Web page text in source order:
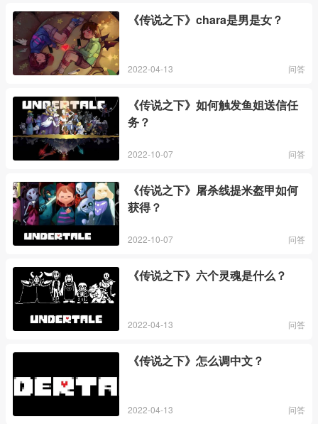
《传说之下》chara是男是女？
2022-04-13 问答
《传说之下》如何触发鱼姐送信任
务？
2022-10-07 问答
《传说之下》屠杀线提米盔甲如何
获得？
2022-10-07 问答
《传说之下》六个灵魂是什么？
2022-04-13 问答
《传说之下》怎么调中文？
2022-04-13 问答